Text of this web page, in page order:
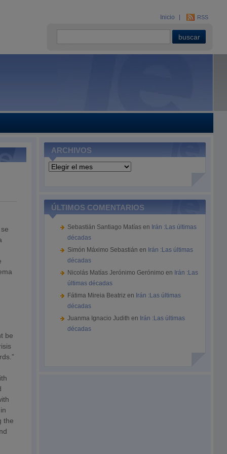
Inicio RSS
be
the
ARCHIVOS
Archivos
ÚLTIMOS COMENTARIOS
Sebastián Santiago Matías en Irán :Las últimas
décadas
Simón Máximo Sebastián en Irán :Las últimas
décadas
Nicolás Matías Jerónimo Gerónimo en Irán :Las
últimas décadas
Fátima Mireia Beatriz en Irán :Las últimas
décadas
Juanma Ignacio Judith en Irán :Las últimas
décadas